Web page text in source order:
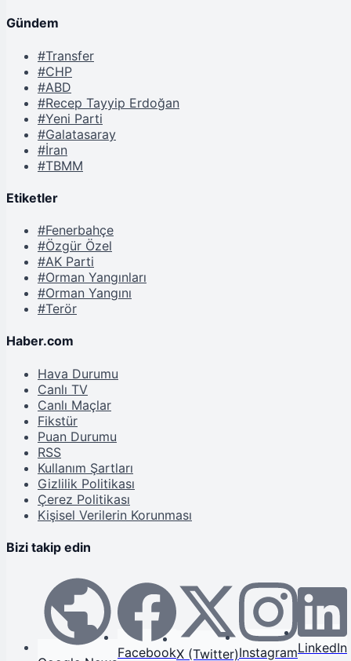
Gündem
#Transfer
#CHP
#ABD
#Recep Tayyip Erdoğan
#Yeni Parti
#Galatasaray
#İran
#TBMM
Etiketler
#Fenerbahçe
#Özgür Özel
#AK Parti
#Orman Yangınları
#Orman Yangını
#Terör
Haber.com
Hava Durumu
Canlı TV
Canlı Maçlar
Fikstür
Puan Durumu
RSS
Kullanım Şartları
Gizlilik Politikası
Çerez Politikası
Kişisel Verilerin Korunması
Bizi takip edin
FacebookX (Twitter)InstagramLinkedIn